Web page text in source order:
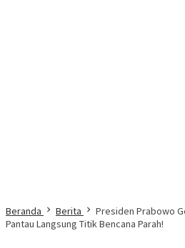
Beranda Berita
Presiden Prabowo
Pantau Langsung Titik Bencana Parah!